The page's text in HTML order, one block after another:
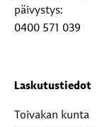
päivystys:
0400 571 039
Laskutustiedot
Toivakan kunta